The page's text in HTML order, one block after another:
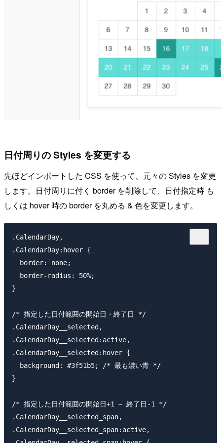
日付周りの Styles を変更する
先ほどインポートした CSS を使って、元々の Styles を変更
します。日付周りに付く border を削除して、日付指定時 も
しくは hover 時の border を丸める & 色を変更します。
.CalendarDay,
.CalendarDay:hover {
  border: none;
  border-radius: 50%;
}
/* 指定した日付範囲の開始日・終了日 */
.CalendarDay__selected,
.CalendarDay__selected:active,
.CalendarDay__selected:hover {
  background: #3f51b5; /* 最も濃い青 */
}
/* 指定した日付範囲の開始日+1 ~ 終了日-1 */
.CalendarDay__selected_span,
.CalendarDay__selected_span:active,